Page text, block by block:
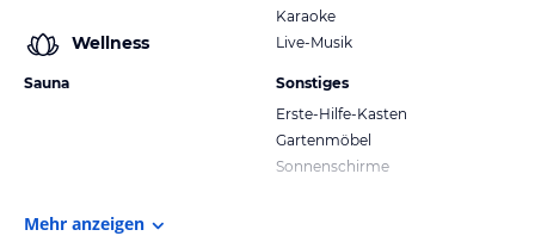
Wellness
Sauna
Karaoke
Live-Musik
Sonstiges
Erste-Hilfe-Kasten
Gartenmöbel
Sonnenschirme
Mehr anzeigen